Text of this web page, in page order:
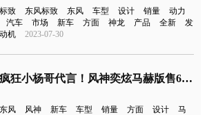
标致 东风标致 东风 车型 设计 销量
动力
汽车
市场 新车 方面 神龙 产品 全新
发
动机
2023-07-30
疯狂小杨哥代言！风神奕炫马赫版售6.49万元起
东风 风神 新车 车型 销量 方面 设计
马